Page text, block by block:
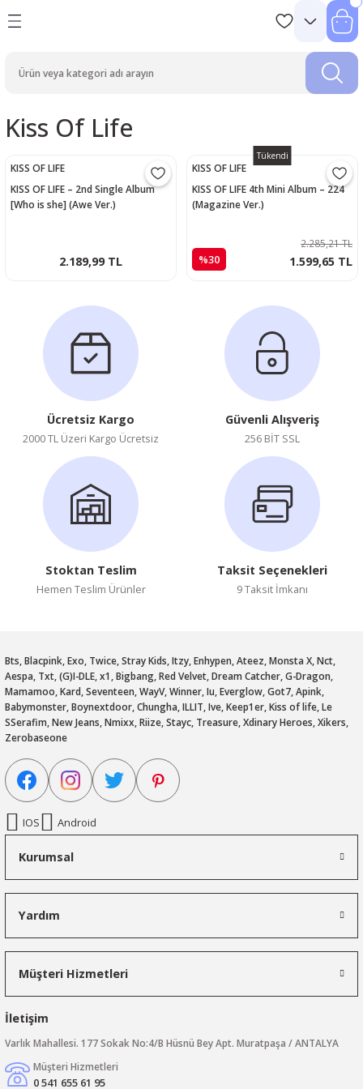
Kiss Of Life
KISS OF LIFE
KISS OF LIFE – 2nd Single Album
[Who is she] (Awe Ver.)
2.189,99 TL
Tükendi
KISS OF LIFE
KISS OF LIFE 4th Mini Album – 224
(Magazine Ver.)
%30
2.285,21 TL
1.599,65 TL
Ücretsiz Kargo
2000 TL Üzeri Kargo Ücretsiz
Güvenli Alışveriş
256 BİT SSL
Stoktan Teslim
Hemen Teslim Ürünler
Taksit Seçenekleri
9 Taksit İmkanı
Bts, Blacpink, Exo, Twice, Stray Kids, Itzy, Enhypen, Ateez, Monsta X, Nct,
Aespa, Txt, (G)I-DLE, x1, Bigbang, Red Velvet, Dream Catcher, G-Dragon,
Mamamoo, Kard, Seventeen, WayV, Winner, Iu, Everglow, Got7, Apink,
Babymonster, Boynextdoor, Chungha, ILLIT, Ive, Keep1er, Kiss of life, Le
SSerafim, New Jeans, Nmixx, Riize, Stayc, Treasure, Xdinary Heroes, Xikers,
Zerobaseone
IOS Android
Kurumsal
Yardım
Müşteri Hizmetleri
İletişim
Varlık Mahallesi. 177 Sokak No:4/B Hüsnü Bey Apt. Muratpaşa / ANTALYA
Müşteri Hizmetleri
0 541 655 61 95